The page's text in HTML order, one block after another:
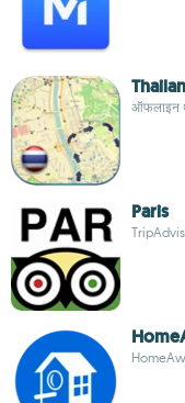
ऑफलाइन
Paris